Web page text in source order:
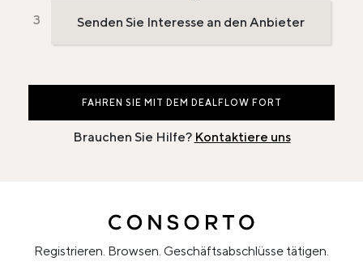
Senden Sie Interesse an den Anbieter
FAHREN SIE MIT DEM DEALFLOW FORT
Brauchen Sie Hilfe? Kontaktiere uns
Registrieren. Browsen. Geschäftsabschlüsse tätigen.